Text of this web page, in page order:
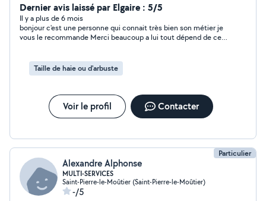
Dernier avis laissé par Elgaire : 5/5
Il y a plus de 6 mois
bonjour c'est une personne qui connait très bien son métier je
vous le recommande Merci beaucoup a lui tout dépend de ce
Taille de haie ou d'arbuste
Voir le profil Contacter
Particulier
Alexandre Alphonse
MULTI-SERVICES
Saint-Pierre-le-Moûtier (Saint-Pierre-le-Moûtier)
-/5